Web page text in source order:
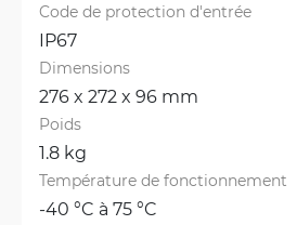
Code de protection d'entrée
IP67
Dimensions
276 x 272 x 96 mm
Poids
1.8 kg
Température de fonctionnement
-40 °C à 75 °C